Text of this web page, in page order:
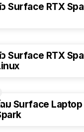
Surface RTX
Surface RTX
ม Surface Laptop